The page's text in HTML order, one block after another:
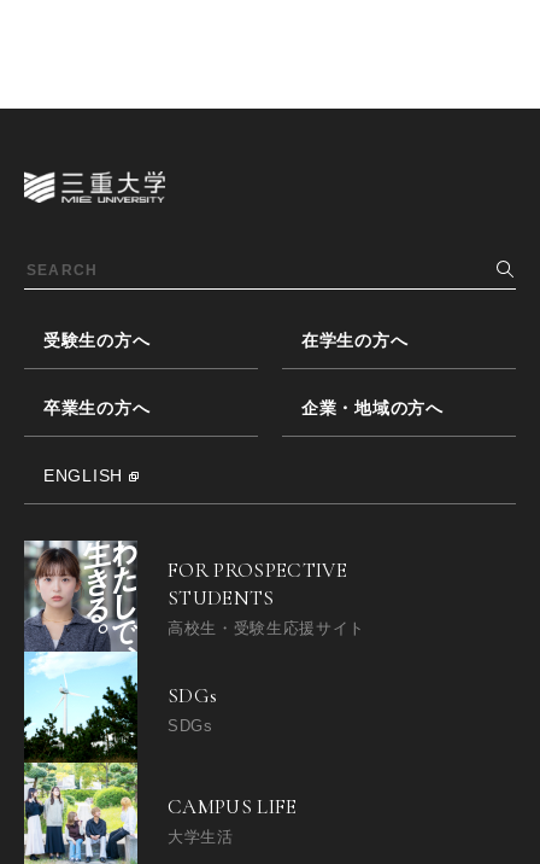
受験生の方へ 在学生の方へ
卒業生の方へ 企業・地域の方へ
ENGLISH
FOR PROSPECTIVE
STUDENTS
高校生・受験生応援サイト
SDGs
SDGs
CAMPUS LIFE
大学生活